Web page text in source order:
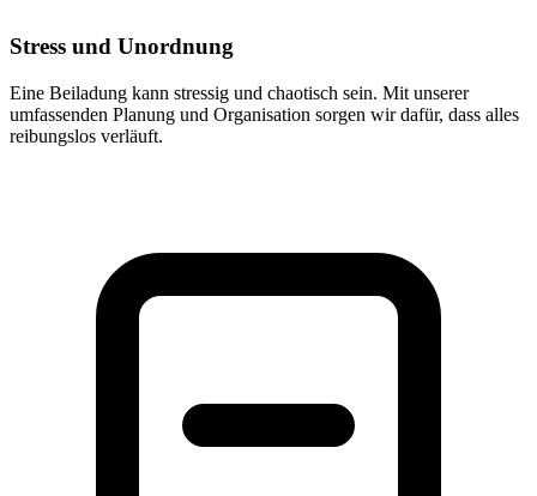
Stress und Unordnung
Eine Beiladung kann stressig und chaotisch sein. Mit unserer
umfassenden Planung und Organisation sorgen wir dafür, dass alles
reibungslos verläuft.